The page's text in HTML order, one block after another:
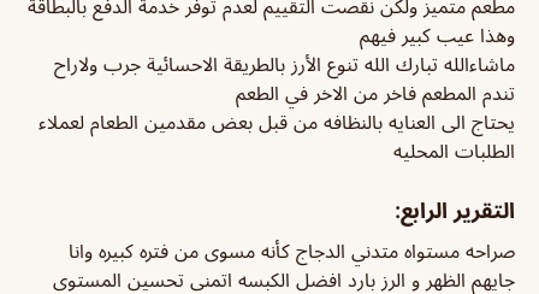
مطعم متميز ولكن نقصت التقييم لعدم توفر خدمة الدفع بالبطاقة
وهذا عيب كبير فيهم
ماشاءالله تبارك الله تنوع الأرز بالطريقة الاحسائية جرب ولاراح
تندم المطعم فاخر من الاخر في الطعم
يحتاج الى العنايه بالنظافه من قبل بعض مقدمين الطعام لعملاء
الطلبات المحليه
التقرير الرابع:
صراحه مستواه متدني الدجاج كأنه مسوى من فتره كبيره وانا
جايهم الظهر و الرز بارد افضل الكبسه اتمنى تحسين المستوى